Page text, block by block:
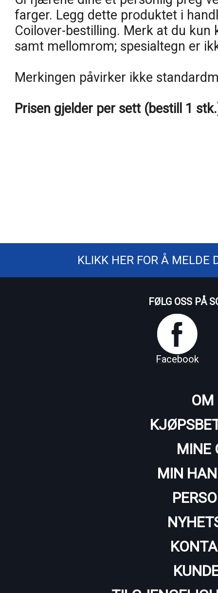
farger. Legg dette produktet i
Coilover-bestilling. Merk at du
samt mellomrom; spesialtegn er
Merkingen påvirker ikke
Prisen gjelder per sett (bestill 1
KLIKK HER FOR Å MELDE
FØLG OSS PÅ
Facebook
OM
MINE
MIN